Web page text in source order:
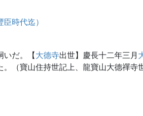
時代迄）
いだ。【大德寺出世】慶長十二年三月
（寶山住持世記上、龍寶山大德禪寺